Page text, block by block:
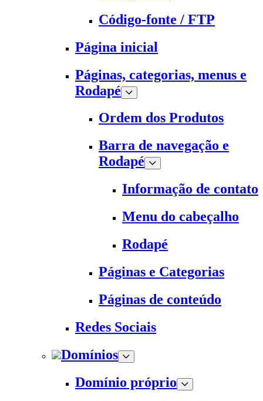
Código-fonte / FTP
Página inicial
Páginas, categorias, menus e
Rodapé
Ordem dos Produtos
Barra de navegação e
Rodapé
Informação de contato
Menu do cabeçalho
Rodapé
Páginas e Categorias
Páginas de conteúdo
Redes Sociais
Domínios
Domínio próprio